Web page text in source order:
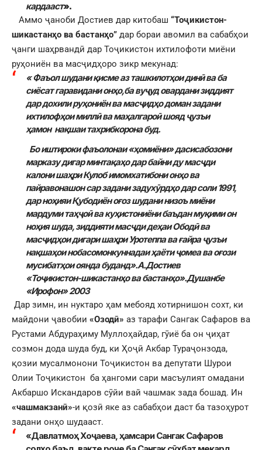
кардааст».
Аммо ҷаноби Достиев дар китобаш “Тоҷикистон-
шикастанҳо ва бастанҳо” дар бораи авомил ва сабабҳои
ҷанги шаҳрвандӣ дар Тоҷикистон ихтилофоти миёни
руҳониён ва масҷидҳоро зикр мекунад:
« Фаъол шудани қисме аз ташкилотҳои динӣ ва ба
сиёсат гаравидани онҳо,ба вуҷуд овардани зиддият
дар дохили руҳониён ва масҷидҳо доман задани
ихтилофҳои миллӣ ва маҳалгароӣ шояд ҷузъи
ҳамон нақшаи тахрибкорона буд.
Бо иштироки фаъолонаи «ҳомиёни» дасисабозони
марказу дигар минтақаҳо дар байни ду масҷди
калони шаҳри Кулоб имомхатибони онҳо ва
пайравонашон сар задани задухӯрдҳо дар соли 1991,
дар ноҳияи Қубодиён оғоз шудани низоъ миёни
мардуми таҳҷоӣ ва куҳистониёни баъдан муқими он
ноҳия шуда,зиддияти масҷди деҳаи Ободӣ ва
масҷидҳои дигари шаҳри Уротеппа ва ғайра ҷузъи
нақшаҳои нобасомонкуннадаи ҳаёти ҷомеава оғози
мусибатҳои оянда буданд».А.Достиев
«Тоҷикистон-шикастанҳо ва бастанҳо».Душанбе
«Ирофон» 2003
Дар зимн, ин нуктаро ҳам мебояд хотирнишон сохт, ки
майдони ҷавобии «Озодӣ» аз тарафи Сангак Сафаров ва
Рустами Абдураҳиму Муллоҳайдар, гӯиё ба он ҷиҳат
созмон дода шуда буд, ки Ҳоҷӣ Акбар Тураҷонзода,
қозии мусалмонони Тоҷикистон ва депутати Шурои
Олии Тоҷикистон ба ҳангоми сари масъулият омадани
Акбаршо Искандаров сӯйи вай чашмак зада бошад. Ин
«чашмакзанӣ»-и қозӣ яке аз сабабҳои даст ба тазоҳурот
задани онҳо шудааст.
«Давлатмоҳ Хоҷаева, ҳамсари Сангак Сафаров